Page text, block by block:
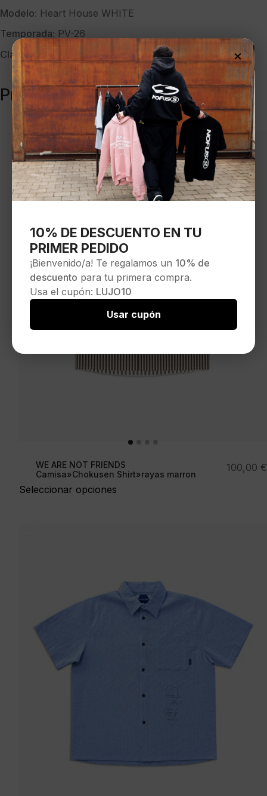
Modelo: Heart House WHITE
Temporada: PV-26
Clave: 40658
Productos relacionados
WE ARE NOT FRIENDS
Camisa»Chokusen Shirt»rayas marron
Seleccionar opciones
100,00 €
×
10% DE DESCUENTO EN TU
PRIMER PEDIDO
¡Bienvenido/a! Te regalamos un 10% de
descuento para tu primera compra.
Usa el cupón: LUJO10
Usar cupón